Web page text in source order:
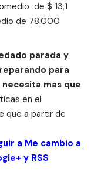
de $ 13,1
de 78.000
parada y
para
mas que
en el
que a partir de
a Me cambio a
y RSS